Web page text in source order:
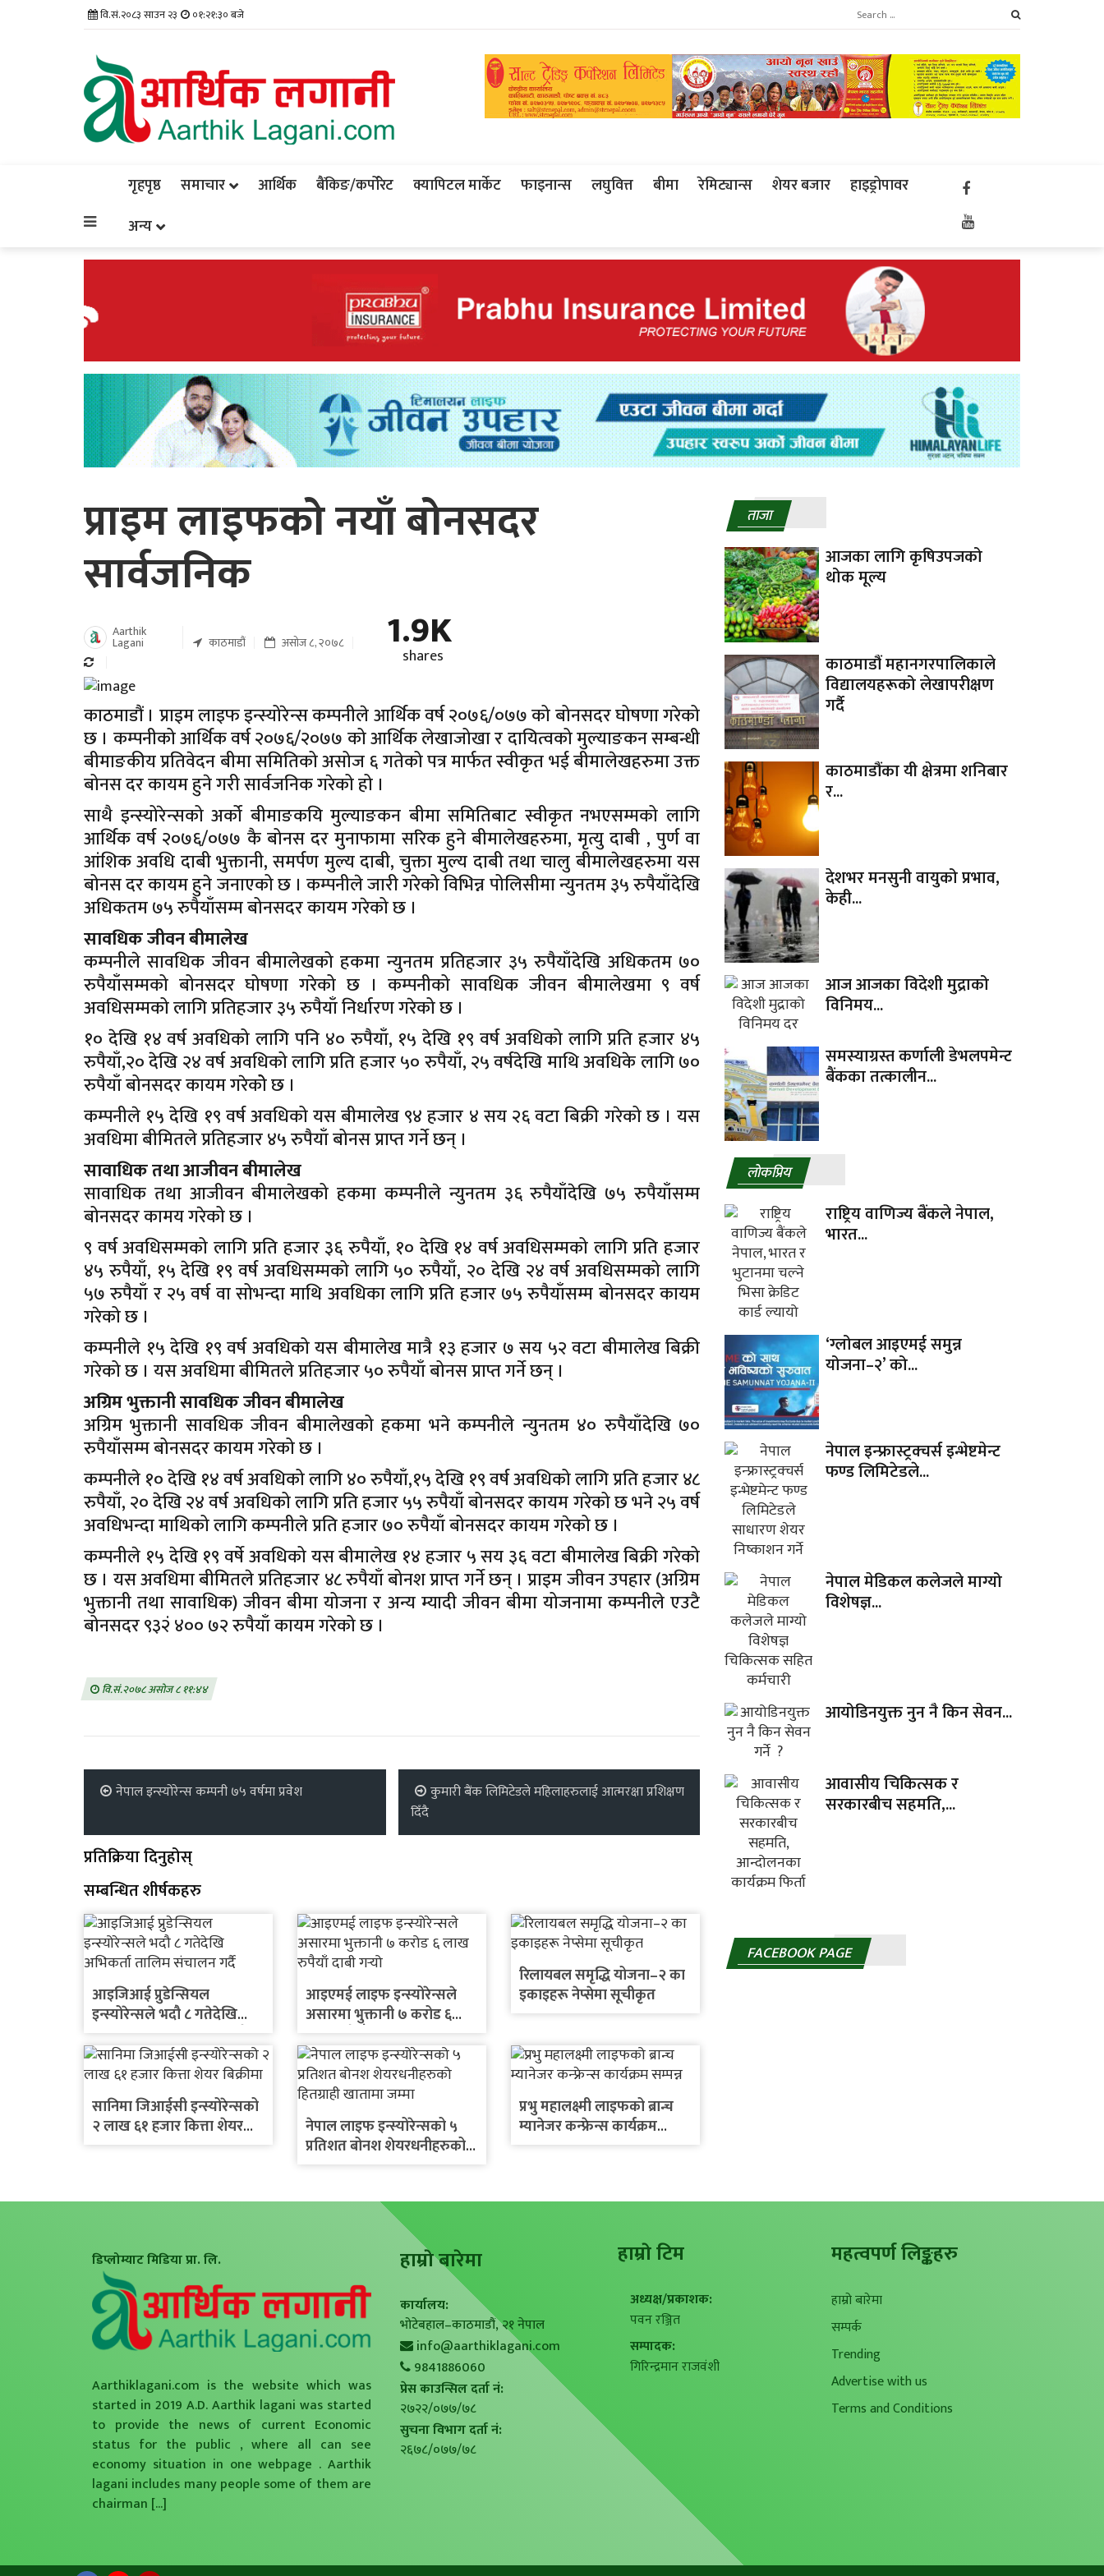
वि.सं.२०८३ साउन २३ ०१:२१:३२ बजे
गृहपृष्ठ समाचार आर्थिक बैंकिङ/कर्पोरेट क्यापिटल मार्केट फाइनान्स लघुवित्त बीमा रेमिट्यान्स शेयर बजार
हाइड्रोपावर
अन्य
प्राइम लाइफको नयाँ बोनसदर
सार्वजनिक
Aarthik
Lagani काठमाडौं असोज ८, २०७८ 1.9K
shares
काठमाडौं । प्राइम लाइफ इन्स्योरेन्स कम्पनीले आर्थिक वर्ष २०७६/०७७ को बोनसदर घोषणा गरेको
छ । कम्पनीको आर्थिक वर्ष २०७६/२०७७ को आर्थिक लेखाजोखा र दायित्वको मुल्याङकन सम्बन्धी
बीमाङकीय प्रतिवेदन बीमा समितिको असोज ६ गतेको पत्र मार्फत स्वीकृत भई बीमालेखहरुमा उक्त
बोनस दर कायम हुने गरी सार्वजनिक गरेको हो ।
साथै इन्स्योरेन्सको अर्को बीमाङकयि मुल्याङकन बीमा समितिबाट स्वीकृत नभएसम्मको लागि
आर्थिक वर्ष २०७६/०७७ कै बोनस दर मुनाफामा सरिक हुने बीमालेखहरुमा, मृत्यु दाबी , पुर्ण वा
आंशिक अवधि दाबी भुक्तानी, समर्पण मुल्य दाबी, चुक्ता मुल्य दाबी तथा चालु बीमालेखहरुमा यस
बोनस दर कायम हुने जनाएको छ । कम्पनीले जारी गरेको विभिन्न पोलिसीमा न्युनतम ३५ रुपैयाँदेखि
अधिकतम ७५ रुपैयाँसम्म बोनसदर कायम गरेको छ ।
सावधिक जीवन बीमालेख
कम्पनीले सावधिक जीवन बीमालेखको हकमा न्युनतम प्रतिहजार ३५ रुपैयाँदेखि अधिकतम ७०
रुपैयाँसम्मको बोनसदर घोषणा गरेको छ । कम्पनीको सावधिक जीवन बीमालेखमा ९ वर्ष
अवधिसम्मको लागि प्रतिहजार ३५ रुपैयाँ निर्धारण गरेको छ ।
१० देखि १४ वर्ष अवधिको लागि पनि ४० रुपैयाँ, १५ देखि १९ वर्ष अवधिको लागि प्रति हजार ४५
रुपैयाँ,२० देखि २४ वर्ष अवधिको लागि प्रति हजार ५० रुपैयाँ, २५ वर्षदेखि माथि अवधिके लागि ७०
रुपैयाँ बोनसदर कायम गरेकोे छ ।
कम्पनीले १५ देखि १९ वर्ष अवधिको यस बीमालेख ९४ हजार ४ सय २६ वटा बिक्री गरेको छ । यस
अवधिमा बीमितले प्रतिहजार ४५ रुपैयाँ बोनस प्राप्त गर्ने छन् ।
सावाधिक तथा आजीवन बीमालेख
सावाधिक तथा आजीवन बीमालेखको हकमा कम्पनीले न्युनतम ३६ रुपैयाँदेखि ७५ रुपैयाँसम्म
बोनसदर कामय गरेको छ ।
९ वर्ष अवधिसम्मको लागि प्रति हजार ३६ रुपैयाँ, १० देखि १४ वर्ष अवधिसम्मको लागि प्रति हजार
४५ रुपैयाँ, १५ देखि १९ वर्ष अवधिसम्मको लागि ५० रुपैयाँ, २० देखि २४ वर्ष अवधिसम्मको लागि
५७ रुपैयाँ र २५ वर्ष वा सोभन्दा माथि अवधिका लागि प्रति हजार ७५ रुपैयाँसम्म बोनसदर कायम
गरेको छ ।
कम्पनीले १५ देखि १९ वर्ष अवधिको यस बीमालेख मात्रै १३ हजार ७ सय ५२ वटा बीमालेख बिक्री
गरेको छ । यस अवधिमा बीमितले प्रतिहजार ५० रुपैयाँ बोनस प्राप्त गर्ने छन् ।
अग्रिम भुक्तानी सावधिक जीवन बीमालेख
अग्रिम भुक्तानी सावधिक जीवन बीमालेखको हकमा भने कम्पनीले न्युनतम ४० रुपैयाँदेखि ७०
रुपैयाँसम्म बोनसदर कायम गरेको छ ।
कम्पनीले १० देखि १४ वर्ष अवधिको लागि ४० रुपैयाँ,१५ देखि १९ वर्ष अवधिको लागि प्रति हजार ४८
रुपैयाँ, २० देखि २४ वर्ष अवधिको लागि प्रति हजार ५५ रुपैयाँ बोनसदर कायम गरेको छ भने २५ वर्ष
अवधिभन्दा माथिको लागि कम्पनीले प्रति हजार ७० रुपैयाँ बोनसदर कायम गरेको छ ।
कम्पनीले १५ देखि १९ वर्षे अवधिको यस बीमालेख १४ हजार ५ सय ३६ वटा बीमालेख बिक्री गरेको
छ । यस अवधिमा बीमितले प्रतिहजार ४८ रुपैयाँ बोनश प्राप्त गर्ने छन् । प्राइम जीवन उपहार (अग्रिम
भुक्तानी तथा सावाधिक) जीवन बीमा योजना र अन्य म्यादी जीवन बीमा योजनामा कम्पनीले एउटै
बोनसदर ९३२ं ४०० ७२ रुपैयाँ कायम गरेको छ ।
वि.सं.२०७८ असोज ८ ११:४४
नेपाल इन्स्योरेन्स कम्पनी ७५ वर्षमा प्रवेश
कुमारी बैंक लिमिटेडले महिलाहरुलाई आत्मरक्षा प्रशिक्षण
दिँदै
प्रतिक्रिया दिनुहोस्
सम्बन्धित शीर्षकहरु
आइजिआई प्रुडेन्सियल
इन्स्योरेन्सले भदौ ८ गतेदेखि
आइएमई लाइफ इन्स्योरेन्सले
असारमा भुक्तानी ७ करोड ६
रिलायबल समृद्धि योजना–२ का
इकाइहरू नेप्सेमा सूचीकृत
सानिमा जिआईसी इन्स्योरेन्सको
२ लाख ६१ हजार कित्ता शेयर
नेपाल लाइफ इन्स्योरेन्सको ५
प्रतिशत बोनश शेयरधनीहरुको
प्रभु महालक्ष्मी लाइफको ब्रान्च
म्यानेजर कन्फ्रेन्स कार्यक्रम
ताजा
आजका लागि कृषिउपजको
थोक मूल्य
काठमाडौं महानगरपालिकाले
विद्यालयहरूको लेखापरीक्षण
गर्दै
काठमाडौंका यी क्षेत्रमा शनिबार
र...
देशभर मनसुनी वायुको प्रभाव,
केही...
आज आजका विदेशी मुद्राको
विनिमय...
समस्याग्रस्त कर्णाली डेभलपमेन्ट
बैंकका तत्कालीन...
लाेकप्रिय
राष्ट्रिय वाणिज्य बैंकले नेपाल,
भारत...
‘ग्लोबल आइएमई समुन्न
योजना–२’ को...
नेपाल इन्फ्रास्ट्रक्चर्स इन्भेष्टमेन्ट
फण्ड लिमिटेडले...
नेपाल मेडिकल कलेजले माग्यो
विशेषज्ञ...
आयोडिनयुक्त नुन नै किन सेवन...
आवासीय चिकित्सक र
सरकारबीच सहमति,...
FACEBOOK PAGE
डिप्लोम्याट मिडिया प्रा. लि.
Aarthiklagani.com is the website which was
started in 2019 A.D. Aarthik lagani was started
to provide the news of current Economic
status for the public , where all can see
economy situation in one webpage . Aarthik
lagani includes many people some of them are
chairman [...]
हाम्राे बारेमा
कार्यालय:
भोटेबहाल–काठमाडौं, २१ नेपाल
info@aarthiklagani.com
9841886060
प्रेस काउन्सिल दर्ता नं:
२७२२/०७७/७८
सुचना विभाग दर्ता नं:
२६७८/०७७/७८
हाम्राे टिम
अध्यक्ष/प्रकाशक:
पवन रञ्जित
सम्पादक:
गिरिन्द्रमान राजवंशी
महत्वपर्ण लिङ्कहरु
हाम्रो बारेमा
सम्पर्क
Trending
Advertise with us
Terms and Conditions